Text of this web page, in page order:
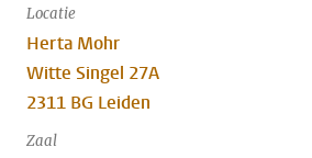
Locatie
Herta Mohr
Witte Singel 27A
2311 BG Leiden
Zaal